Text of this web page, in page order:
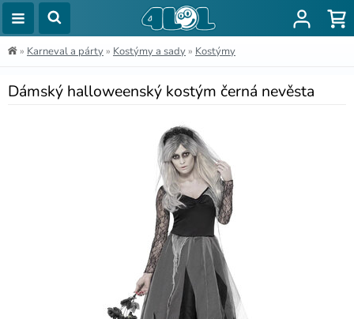
» Karneval a párty » Kostýmy a sady » Kostýmy
Dámský halloweenský kostým černá nevěsta